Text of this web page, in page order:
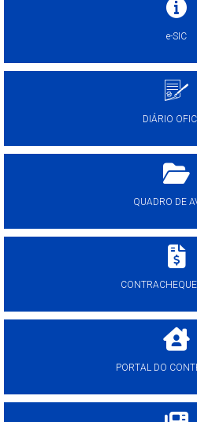
e-SIC
DIÁRIO
QUADRO DE
PORTAL DO